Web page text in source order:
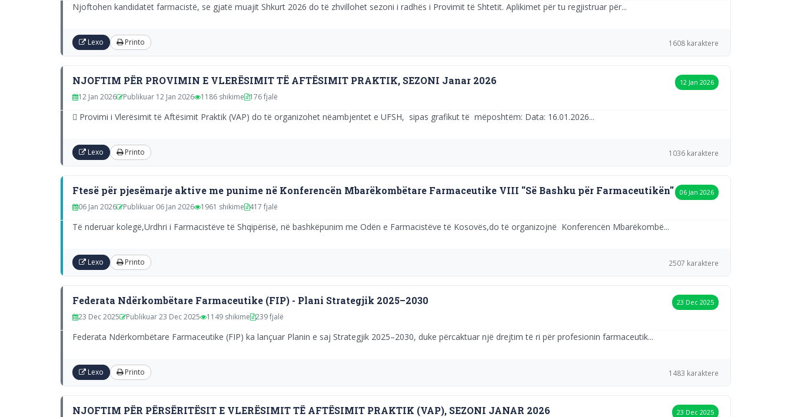
Njoftohen kandidatët farmacistë, se gjatë muajit Shkurt 2026 do të zhvillohet sezoni i radhës i Provimit të Shtetit. Aplikimet për tu regjistruar për...
Lexo Printo 1608 karaktere
12 Jan 2026
NJOFTIM PËR PROVIMIN E VLERËSIMIT TË AFTËSIMIT PRAKTIK, SEZONI Janar 2026
12 Jan 2026 Publikuar 12 Jan 2026 1186 shikime 176 fjalë
 Provimi i Vlerësimit të Aftësimit Praktik (VAP) do të organizohet nëambjentet e UFSH, sipas grafikut të mëposhtëm: Data: 16.01.2026...
Lexo Printo 1036 karaktere
06 Jan 2026
Ftesë për pjesëmarje aktive me punime në Konferencën Mbarëkombëtare Farmaceutike VIII ''Së Bashku për Farmaceutikën''
06 Jan 2026 Publikuar 06 Jan 2026 1961 shikime 417 fjalë
Të nderuar kolegë,Urdhri i Farmacistëve të Shqipërisë, në bashkëpunim me Odën e Farmacistëve të Kosovës,do të organizojnë Konferencën Mbarëkombë...
Lexo Printo 2507 karaktere
23 Dec 2025
Federata Ndërkombëtare Farmaceutike (FIP) - Plani Strategjik 2025–2030
23 Dec 2025 Publikuar 23 Dec 2025 1149 shikime 239 fjalë
Federata Ndërkombëtare Farmaceutike (FIP) ka lançuar Planin e saj Strategjik 2025–2030, duke përcaktuar një drejtim të ri për profesionin farmaceutik...
Lexo Printo 1483 karaktere
23 Dec 2025
NJOFTIM PËR PËRSËRITËSIT E VLERËSIMIT TË AFTËSIMIT PRAKTIK (VAP), SEZONI JANAR 2026